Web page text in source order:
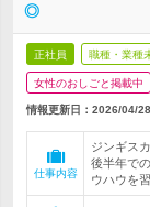
◎
正社員 職種・業種
女性のおしごと掲載中
情報更新日：2026/04/28
仕事内容
ジンギス
後半年で
ウハウを